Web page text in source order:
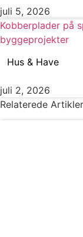
juli 5, 2026
Kobberplader på
byggeprojekter
Hus & Have
juli 2, 2026
Relaterede Artikler